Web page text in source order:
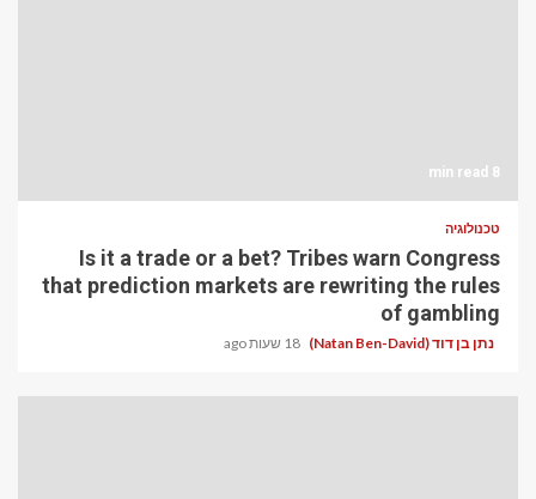
8 min read
טכנולוגיה
Is it a trade or a bet? Tribes warn Congress
that prediction markets are rewriting the rules
of gambling
נתן בן דוד (Natan Ben-David) 18 שעות ago